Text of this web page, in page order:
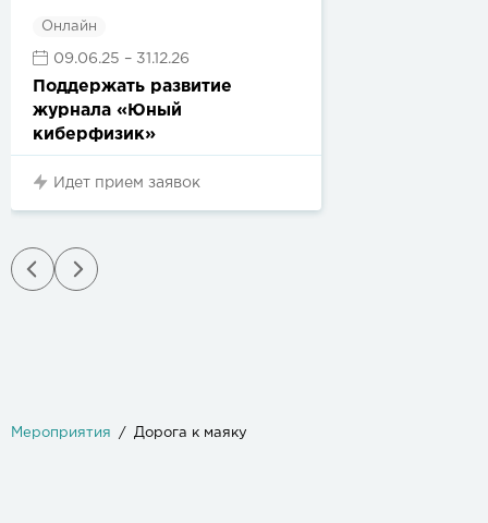
Онлайн
09.06.25 – 31.12.26
Поддержать развитие
журнала «Юный
киберфизик»
Идет прием заявок
Мероприятия Дорога к маяку